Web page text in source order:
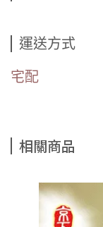
運送方式
宅配
相關商品